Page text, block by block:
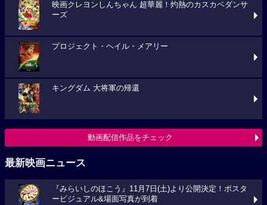
映画クレヨンしんちゃん 超華麗！灼熱のカスカベダンサ
ーズ
プロジェクト・ヘイル・メアリー
キングダム 大将軍の帰還
動画配信作品をチェック
最新映画ニュース
『みらいしのほこう』11月7日(土)より公開決定！ポスタ
ービジュアル&場面写真が到着